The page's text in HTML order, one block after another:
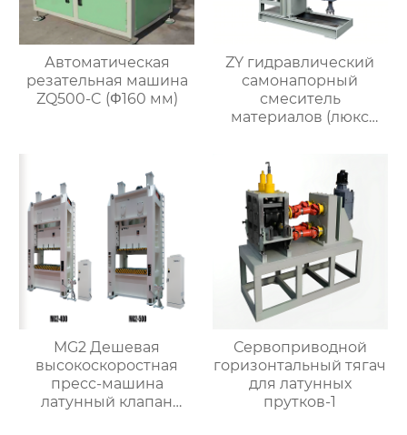
Автоматическая
резательная машина
ZQ500-C (Φ160 мм)
ZY гидравлический
самонапорный
смеситель
материалов (люкс
MG2 Дешевая
высокоскоростная
пресс-машина
латунный клапан
Сервоприводной
горизонтальный тягач
для латунных
прутков-1